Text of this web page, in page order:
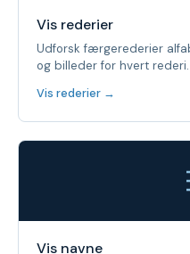
Vis rederier
Udforsk færgerederier
og billeder for hvert rederi.
Vis rederier →
Vis navne